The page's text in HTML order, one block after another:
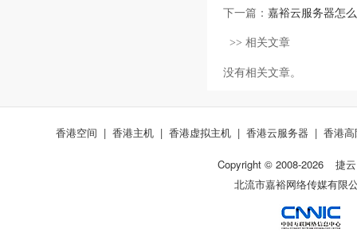
下一篇： 嘉裕云服务器怎
>> 相关文章
没有相关文章。
香港空间 | 香港主机 | 香港虚拟主机 | 香港云服务器 | 香港
Copyright © 2008-2026
捷云
北流市嘉裕网络传媒有限